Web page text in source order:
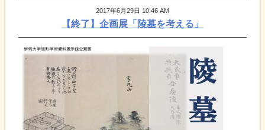
2017年6月29日 10:46 AM
【終了】企画展「陵墓を考える」